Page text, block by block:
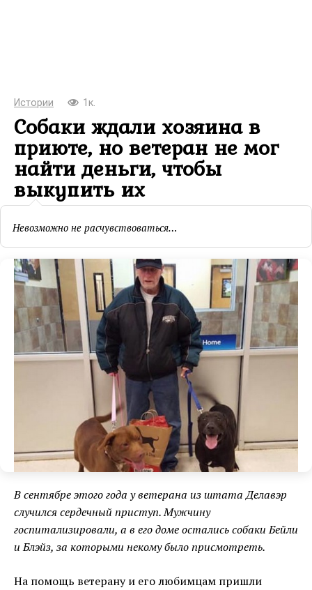
Истории 1к.
Собаки ждали хозяина в
приюте, но ветеран не мог
найти деньги, чтобы
выкупить их
Невозможно не расчувствоваться…
В сентябре этого года у ветерана из штата Делавэр
случился сердечный приступ. Мужчину
госпитализировали, а в его доме остались собаки Бейли
и Блэйз, за которыми некому было присмотреть.
На помощь ветерану и его любимцам пришли